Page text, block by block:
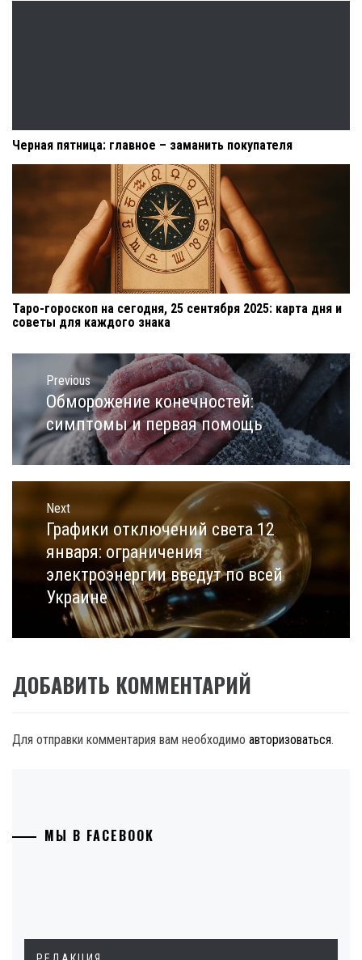
Черная пятница: главное – заманить покупателя
Таро-гороскоп на сегодня, 25 сентября 2025: карта дня и
советы для каждого знака
Навигация
записям
Previous
Previous
post:
Обморожение конечностей:
симптомы и первая помощь
Next
Next
post:
Графики отключений света 12
января: ограничения
электроэнергии введут по всей
Украине
ДОБАВИТЬ КОММЕНТАРИЙ
Для отправки комментария вам необходимо авторизоваться.
МЫ В FACEBOOK